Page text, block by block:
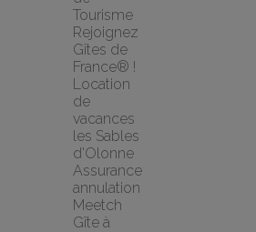
Tourisme
Rejoignez
Gîtes de
France® !
Location
de
vacances
les Sables
d'Olonne
Assurance
annulation
Meetch
Gîte à